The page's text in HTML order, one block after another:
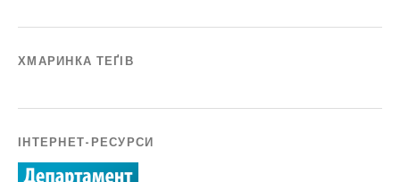
ХМАРИНКА ТЕҐІВ
ІНТЕРНЕТ-РЕСУРСИ